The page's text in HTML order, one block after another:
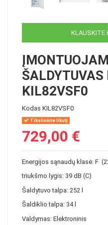
KLAUSKITE
ŠALDYTUVAS
KIL82VSF0
Kodas KIL82VSF0
Tikslinkite likutį
729,00 €
Energijos sąnaudų klasė: F
triukšmo lygis: 39 dB (C)
Šaldytuvo talpa: 252 l
Šaldiklio talpa: 34 l
Valdymas: Elektroninis